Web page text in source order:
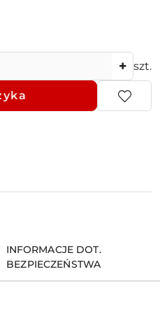
szt.
INFORMACJE DOT.
BEZPIECZEŃSTWA